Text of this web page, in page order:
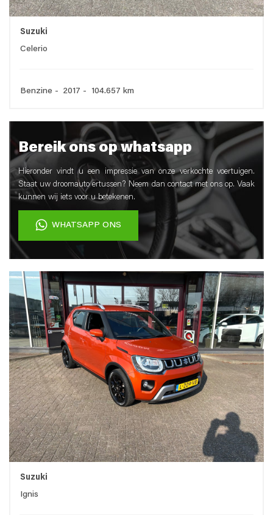
Suzuki
Celerio
Benzine - 2017 - 104.657 km
Bereik ons op whatsapp
Hieronder vindt u een impressie van onze verkochte voertuigen.
Staat uw droomauto ertussen? Neem dan contact met ons op. Vaak
kunnen wij iets voor u betekenen.
WHATSAPP ONS
Suzuki
Ignis